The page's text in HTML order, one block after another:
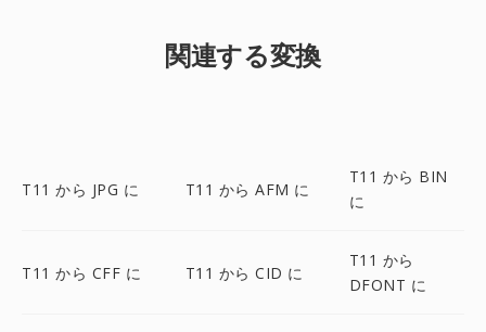
関連する変換
T11 から JPG に T11 から AFM に
T11 から BIN
に
T11 から CFF に T11 から CID に
T11 から
DFONT に